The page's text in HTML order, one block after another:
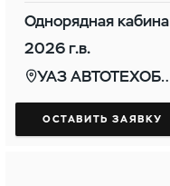
Однорядная кабина
2026 г.в.
УАЗ АВТОТЕХОБСЛУЖИВАНИЕ (КОНТИ)
ОСТАВИТЬ ЗАЯВКУ